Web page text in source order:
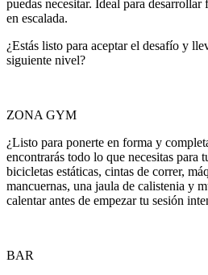
puedas necesitar. Ideal para
en escalada.
¿Estás listo para aceptar el desafío y
siguiente nivel?
ZONA GYM
¿Listo para ponerte en forma y
encontrarás todo lo que necesitas para
bicicletas estáticas, cintas de correr,
mancuernas, una jaula de calistenia y
calentar antes de empezar tu sesión
BAR